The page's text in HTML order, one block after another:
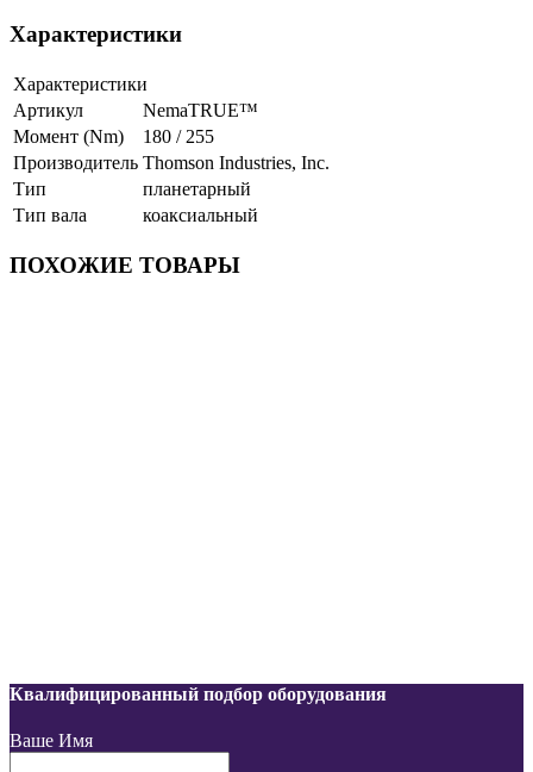
Характеристики
Характеристики
Артикул
NemaTRUE™
Момент (Nm)
180 / 255
Производитель Thomson Industries, Inc.
Тип
планетарный
Тип вала
коаксиальный
ПОХОЖИЕ ТОВАРЫ
Квалифицированный подбор оборудования
Ваше Имя